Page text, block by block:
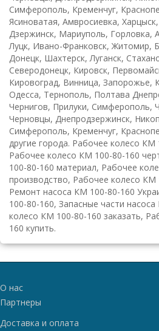
Симферополь, Кременчуг,
Ясиноватая, Амвросиевка,
Дзержинск, Мариуполь, Горловка,
Луцк, Ивано-Франковск, Житомир,
Донецк, Шахтерск, Луганск,
Северодонецк, Кировск,
Кировоград, Винница, Запорожье,
Одесса, Тернополь, Полтава
Чернигов, Прилуки, Симферополь,
Черновцы, Днепродзержинск,
Симферополь, Кременчуг,
другие города. Рабочее колесо КМ
Рабочее колесо КМ 100-80-160
100-80-160 материал, Рабочее
производство, Рабочее колесо КМ
Ремонт насоса КМ 100-80-160
100-80-160, Запасные части
колесо КМ 100-80-160 заказать,
160 купить.
О нас
Партнеры
Доставка и оплата